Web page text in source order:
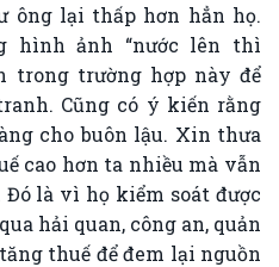
ông lại thấp hơn hẳn họ.
hình ảnh “nước lên thì
trong trường hợp này để
Cũng có ý kiến rằng
cho buôn lậu. Xin thưa
cao hơn ta nhiều mà vẫn
Đó là vì họ kiểm soát được
hải quan, công an, quản
thuế để đem lại nguồn